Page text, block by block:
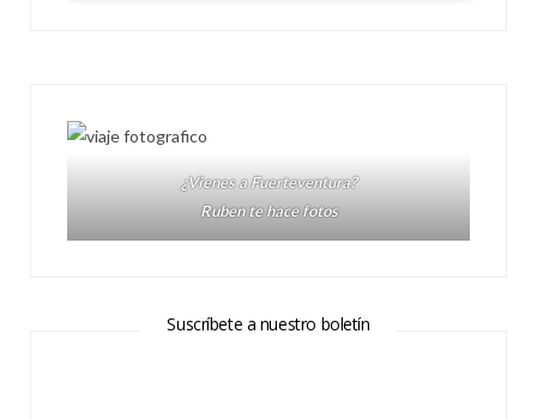
¿Vienes a Fuerteventura?
Ruben te hace fotos
Suscríbete a nuestro boletín